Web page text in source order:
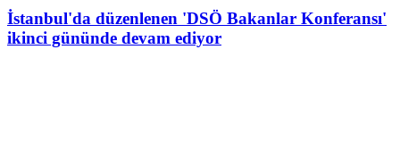
İstanbul'da düzenlenen 'DSÖ Bakanlar Konferansı'
ikinci gününde devam ediyor